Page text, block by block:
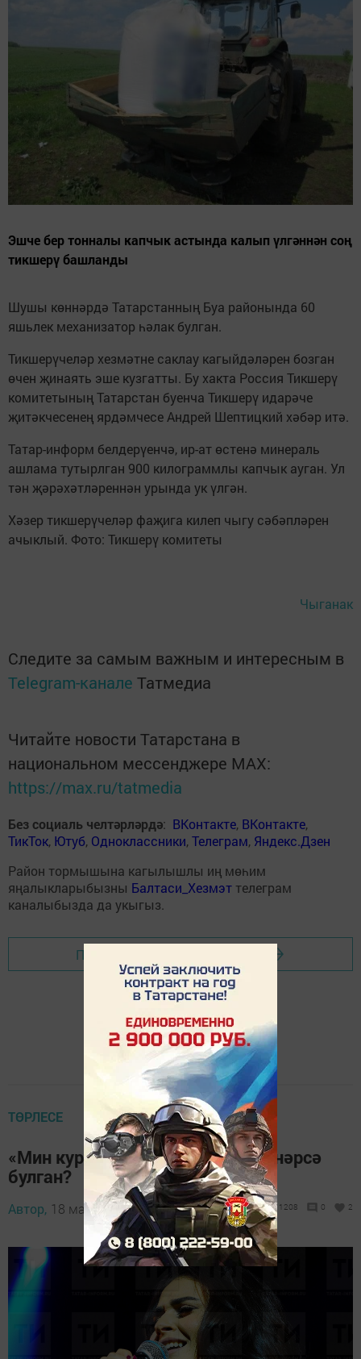
Эшче бер тонналы капчык астында калып үлгәннән соң
тикшерү башланды
Шушы көннәрдә Татарстанның Буа районында 60
яшьлек механизатор һәлак булган.
Тикшерүчеләр хезмәтне саклау кагыйдәләрен бозган
өчен җинаять эше кузгатты. Бу хакта Россия Тикшерү
комитетының Татарстан буенча Тикшерү идарәче
җитәкчесенең ярдәмчесе Андрей Шептицкий хәбәр итә.
Татар-информ белдерүенчә, ир-ат өстенә минераль
ашлама тутырлган 900 килограммлы капчык ауган. Ул
тән җәрәхәтләреннән урында ук үлгән.
Хәзер тикшерүчеләр фаҗига килеп чыгу сәбәпләрен
ачыклый. Фото: Тикшерү комитеты
Чыганак
Следите за самым важным и интересным в
Telegram-канале Татмедиа
Читайте новости Татарстана в
национальном мессенджере MАХ:
https://max.ru/tatmedia
Без социаль челтәрләрдә: ВКонтакте, ВКонтакте,
ТикТок, Ютуб, Одноклассники,Телеграм, Яндекс.Дзен
Район тормышына кагылышлы иң мөһим
яңалыкларыбызны Балтаси_Хезмэт телеграм
каналыбызда да укыгыз.
Перейти на страницу новости
ТӨРЛЕСЕ
«Мин куркам»: Гөлназ Асаевага нәрсә
булган?
Автор, 18 май 2023 - 16:11 1208 0 2